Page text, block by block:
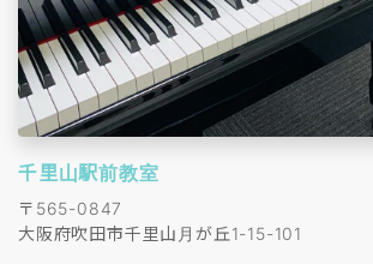
千里山駅前教室
〒565-0847
大阪府吹田市千里山月が丘1-15-101